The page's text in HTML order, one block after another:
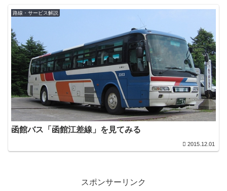
路線・サービス解説
函館バス「函館江差線」を見てみる
2015.12.01
スポンサーリンク